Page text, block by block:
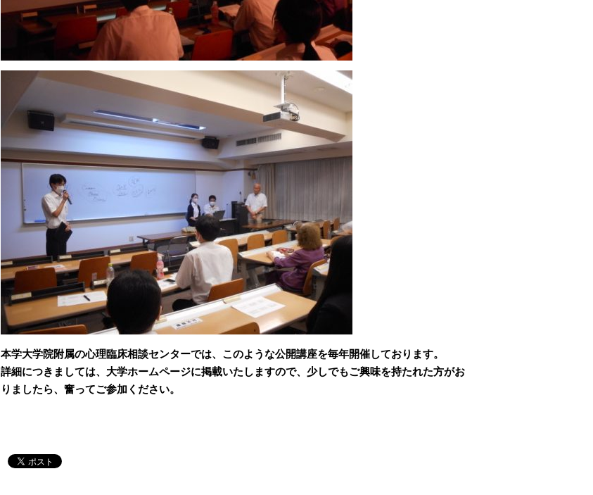
本学大学院附属の心理臨床相談センターでは、このような公開講座を毎年開催しております。
詳細につきましては、大学ホームページに掲載いたしますので、少しでもご興味を持たれた方がお
りましたら、奮ってご参加ください。